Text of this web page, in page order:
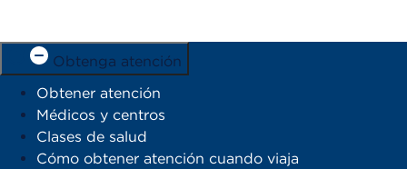
Obtenga atención
Obtener atención
Médicos y centros
Clases de salud
Cómo obtener atención cuando viaja